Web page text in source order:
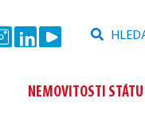
Hledat
Odeslat
NEMOVITOSTI STÁTU